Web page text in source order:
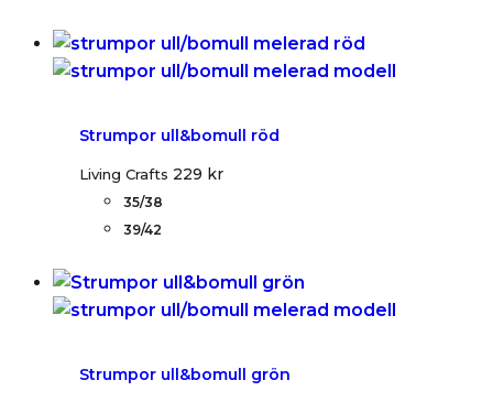
Strumpor ull&bomull röd
Living Crafts 229 kr
35/38
39/42
Strumpor ull&bomull grön